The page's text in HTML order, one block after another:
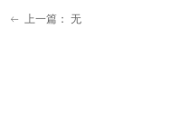
ꂃ 上一篇： 无